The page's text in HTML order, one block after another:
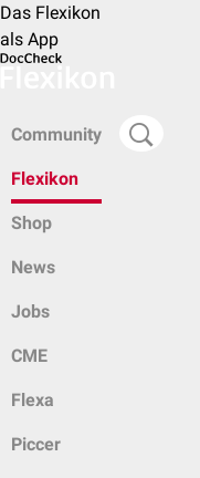
Das Flexikon
als App
Community
Flexikon
Shop
News
Jobs
CME
Flexa
Piccer